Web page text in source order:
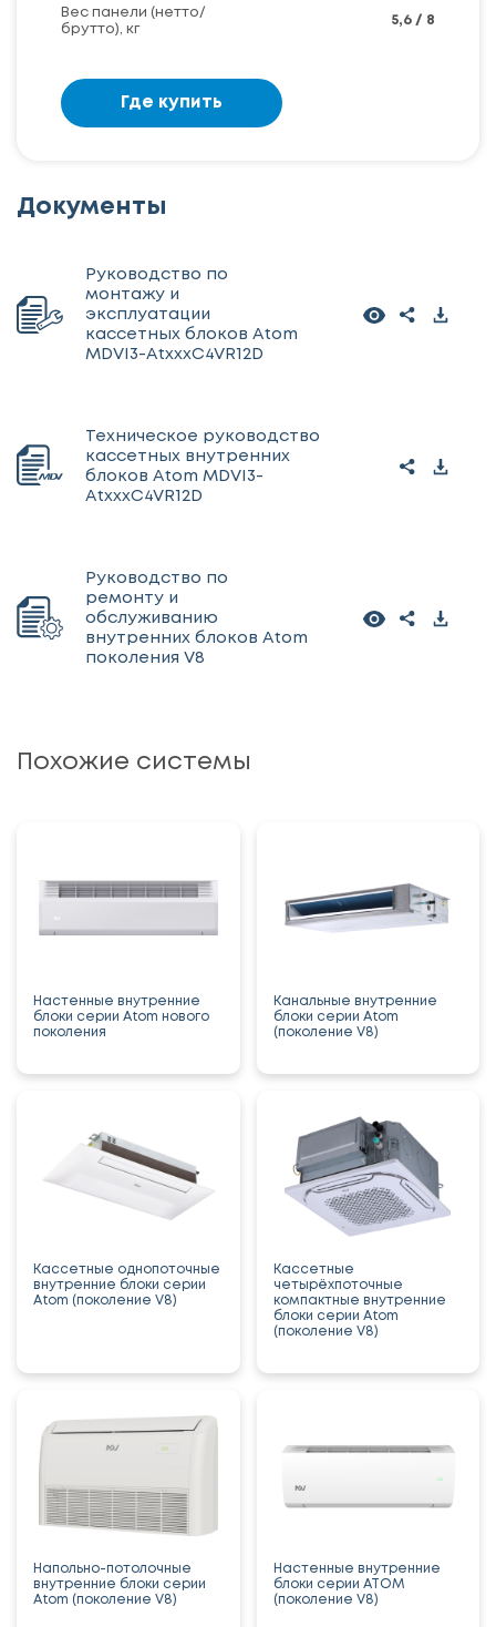
Вес панели (нетто/
брутто), кг
5,6 / 8
Где купить
Документы
Руководство по
монтажу и
эксплуатации
кассетных блоков Atom
MDVI3-AtxxxC4VR12D
Техническое руководство
кассетных внутренних
блоков Atom MDVI3-
AtxxxC4VR12D
Руководство по
ремонту и
обслуживанию
внутренних блоков Atom
поколения V8
Похожие системы
Настенные внутренние
блоки серии Atom нового
поколения
Канальные внутренние
блоки серии Atom
(поколение V8)
Кассетные однопоточные
внутренние блоки серии
Atom (поколение V8)
Кассетные
четырёхпоточные
компактные внутренние
блоки серии Atom
(поколение V8)
Напольно-потолочные
внутренние блоки серии
Atom (поколение V8)
Настенные внутренние
блоки серии ATOM
(поколение V8)